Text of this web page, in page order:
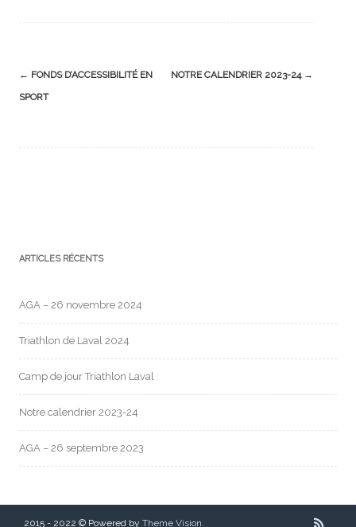
Post
navigation
← FONDS D’ACCESSIBILITÉ EN
SPORT
NOTRE CALENDRIER 2023-24 →
ARTICLES RÉCENTS
AGA – 26 novembre 2024
Triathlon de Laval 2024
Camp de jour Triathlon Laval
Notre calendrier 2023-24
AGA – 26 septembre 2023
2015 - 2022 © Powered by Theme Vision